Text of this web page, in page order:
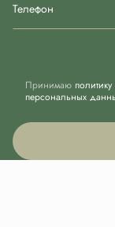
Телефон
Принимаю
персональных